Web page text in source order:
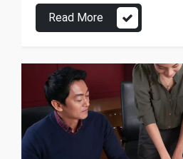
Read More